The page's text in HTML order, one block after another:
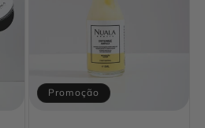
Promoção